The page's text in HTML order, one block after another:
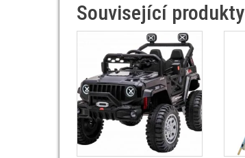
Související produkty